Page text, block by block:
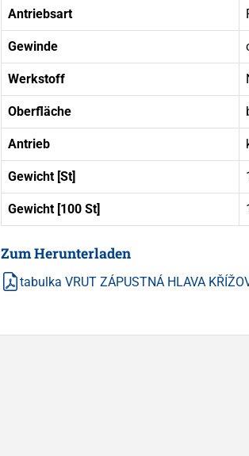
Antriebsart
Gewinde
Werkstoff
Oberfläche
Antrieb
Gewicht [St]
Gewicht [100 St]
Zum Herunterladen
tabulka VRUT ZÁPUSTNÁ HLAVA